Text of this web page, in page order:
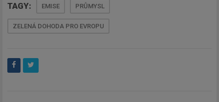
TAGY: EMISE PRŮMYSL
ZELENÁ DOHODA PRO EVROPU